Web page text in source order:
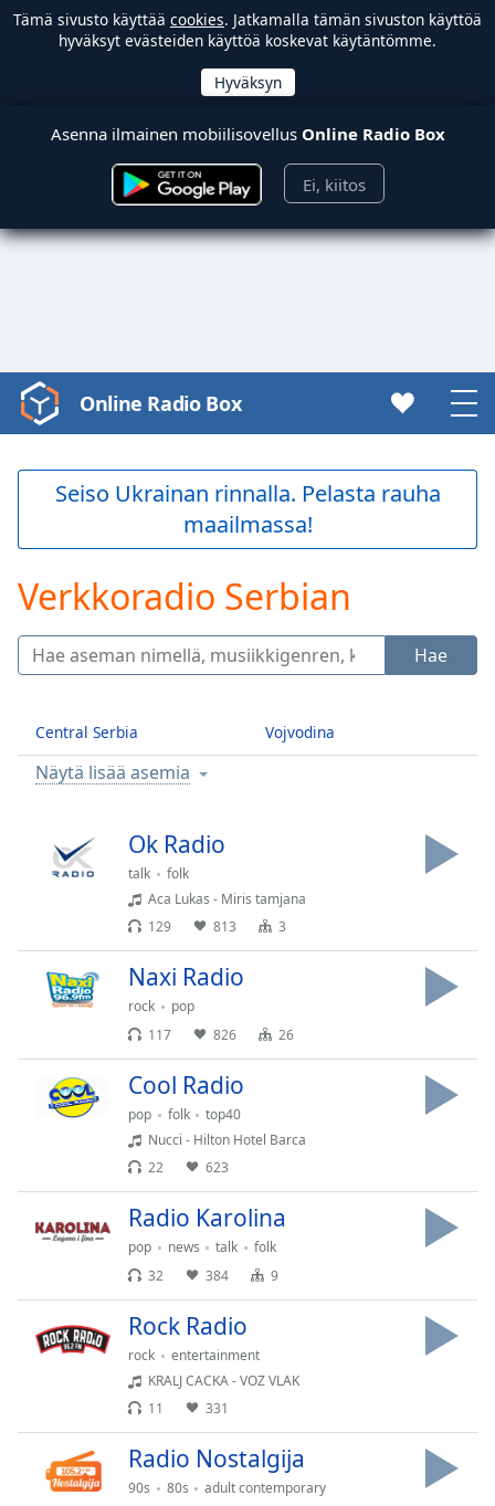
Tämä sivusto käyttää cookies. Jatkamalla tämän sivuston käyttöä
hyväksyt evästeiden käyttöä koskevat käytäntömme.
Asenna ilmainen mobiilisovellus Online Radio Box
Ei, kiitos
Video
Player
loading.
Play
Backward
Forward
Mute
Duration-:-
Loaded:
LIVE
Seek to
liveLIVE
Remaining
-
Playback
Rate
Chapters
Descriptions
descriptions
off,
selected
settings,
opens
subtitles
Online Radio Box
Seiso Ukrainan rinnalla. Pelasta rauha
maailmassa!
Verkkoradio Serbian
Hae
Central Serbia Vojvodina
Näytä lisää asemia
Ok Radio
talk
folk
Aca Lukas - Miris tamjana
129
813 3
Naxi Radio
rock
pop
117
826 26
Cool Radio
pop folk
top40
Nucci - Hilton Hotel Barca
22
623
Radio Karolina
pop news talk
folk
32
384 9
Rock Radio
rock
entertainment
KRALJ CACKA - VOZ VLAK
11
331
Radio Nostalgija
90s 80s
adult contemporary